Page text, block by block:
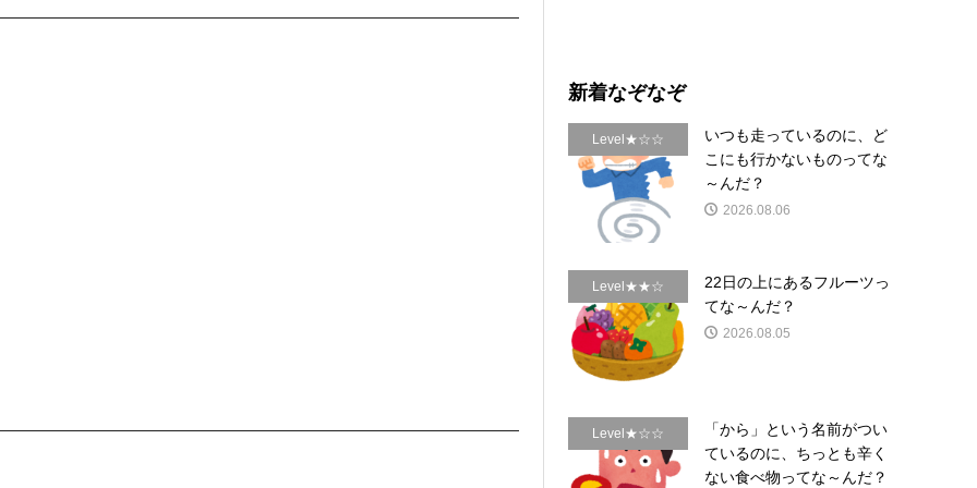
新着なぞなぞ
Level★☆☆
いつも走っているのに、ど
こにも行かないものってな
～んだ？
2026.08.06
Level★★☆
22日の上にあるフルーツっ
てな～んだ？
2026.08.05
Level★☆☆
「から」という名前がつい
ているのに、ちっとも辛く
ない食べ物ってな～んだ？